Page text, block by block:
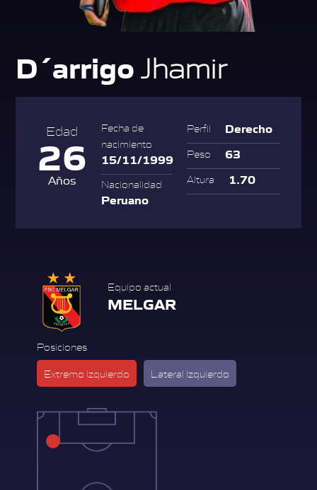
D´arrigoJhamir
Edad
26
Años
Fecha de
nacimiento
15/11/1999
Nacionalidad
Peruano
Perfil Derecho
Peso 63
Altura 1.70
Equipo actual
MELGAR
Posiciones
Extremo Izquierdo Lateral Izquierdo